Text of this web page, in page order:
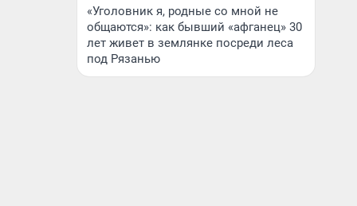
«Уголовник я, родные со мной не
общаются»: как бывший «афганец» 30
лет живет в землянке посреди леса
под Рязанью